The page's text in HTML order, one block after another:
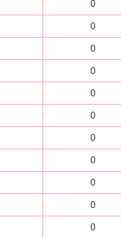
0
0
0
0
0
0
0
0
0
0
0